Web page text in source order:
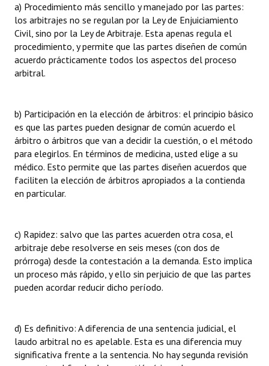
a) Procedimiento más sencillo y manejado por las partes:
los arbitrajes no se regulan por la Ley de Enjuiciamiento
Civil, sino por la Ley de Arbitraje. Esta apenas regula el
procedimiento, y permite que las partes diseñen de común
acuerdo prácticamente todos los aspectos del proceso
arbitral.
b) Participación en la elección de árbitros: el principio básico
es que las partes pueden designar de común acuerdo el
árbitro o árbitros que van a decidir la cuestión, o el método
para elegirlos. En términos de medicina, usted elige a su
médico. Esto permite que las partes diseñen acuerdos que
faciliten la elección de árbitros apropiados a la contienda
en particular.
c) Rapidez: salvo que las partes acuerden otra cosa, el
arbitraje debe resolverse en seis meses (con dos de
prórroga) desde la contestación a la demanda. Esto implica
un proceso más rápido, y ello sin perjuicio de que las partes
pueden acordar reducir dicho período.
d) Es definitivo: A diferencia de una sentencia judicial, el
laudo arbitral no es apelable. Esta es una diferencia muy
significativa frente a la sentencia. No hay segunda revisión